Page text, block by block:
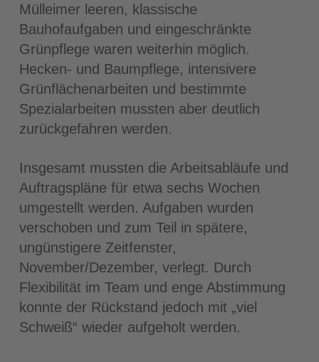
Mülleimer leeren, klassische
Bauhofaufgaben und eingeschränkte
Grünpflege waren weiterhin möglich.
Hecken- und Baumpflege, intensivere
Grünflächenarbeiten und bestimmte
Spezialarbeiten mussten aber deutlich
zurückgefahren werden.
Insgesamt mussten die Arbeitsabläufe und
Auftragspläne für etwa sechs Wochen
umgestellt werden. Aufgaben wurden
verschoben und zum Teil in spätere,
ungünstigere Zeitfenster,
November/Dezember, verlegt. Durch
Flexibilität im Team und enge Abstimmung
konnte der Rückstand jedoch mit „viel
Schweiß“ wieder aufgeholt werden.